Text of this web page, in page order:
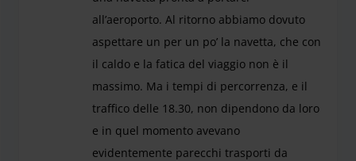
all’aeroporto. Al ritorno abbiamo dovuto
aspettare un per un po’ la navetta, che con
il caldo e la fatica del viaggio non è il
massimo. Ma i tempi di percorrenza, e il
traffico delle 18.30, non dipendono da loro
e in quel momento avevano
evidentemente parecchi trasporti da